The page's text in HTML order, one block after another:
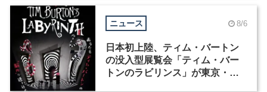
ニュース 8/6
日本初上陸、ティム・バートン
の没入型展覧会「ティム・バー
トンのラビリンス」が東京・豊